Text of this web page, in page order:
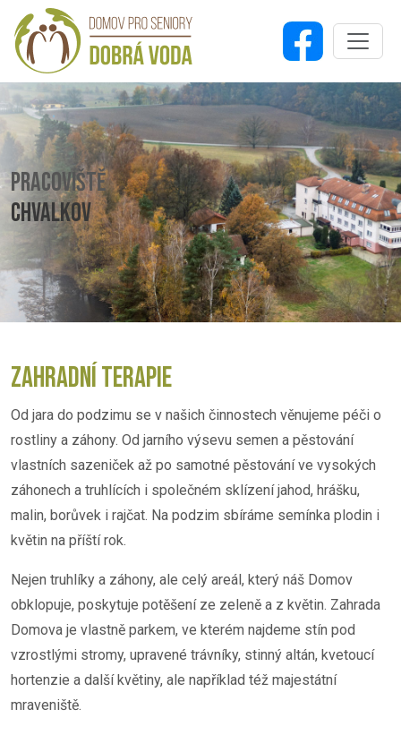
PRACOVIŠTĚ
CHVALKOV
ZAHRADNÍ TERAPIE
Od jara do podzimu se v našich činnostech věnujeme péči o
rostliny a záhony. Od jarního výsevu semen a pěstování
vlastních sazeniček až po samotné pěstování ve vysokých
záhonech a truhlících i společném sklízení jahod, hrášku,
malin, borůvek i rajčat. Na podzim sbíráme semínka plodin i
květin na příští rok.
Nejen truhlíky a záhony, ale celý areál, který náš Domov
obklopuje, poskytuje potěšení ze zeleně a z květin. Zahrada
Domova je vlastně parkem, ve kterém najdeme stín pod
vzrostlými stromy, upravené trávníky, stinný altán, kvetoucí
hortenzie a další květiny, ale například též majestátní
mraveniště.